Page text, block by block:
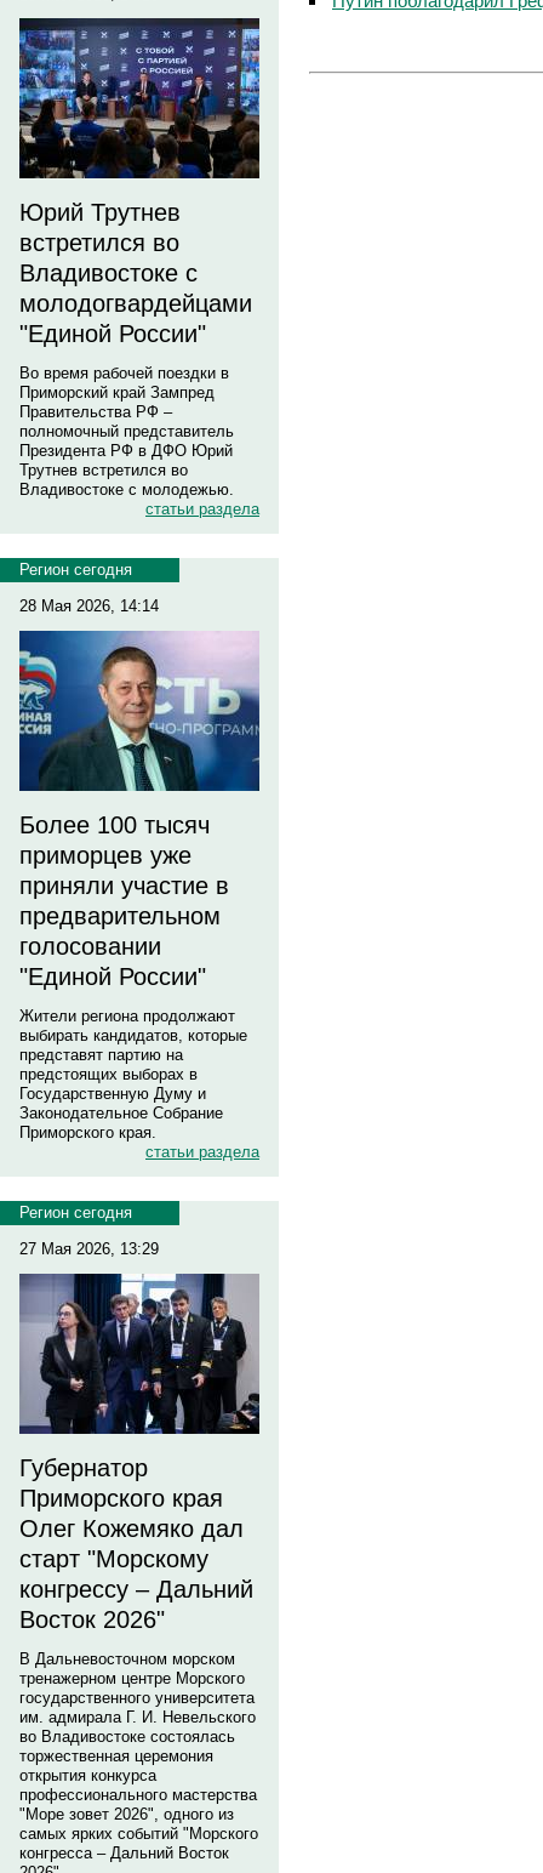
Юрий Трутнев
встретился во
Владивостоке с
молодогвардейцами
"Единой России"
Во время рабочей поездки в
Приморский край Зампред
Правительства РФ –
полномочный представитель
Президента РФ в ДФО Юрий
Трутнев встретился во
Владивостоке с молодежью.
статьи раздела
Регион сегодня
28 Мая 2026, 14:14
Более 100 тысяч
приморцев уже
приняли участие в
предварительном
голосовании
"Единой России"
Жители региона продолжают
выбирать кандидатов, которые
представят партию на
предстоящих выборах в
Государственную Думу и
Законодательное Собрание
Приморского края.
статьи раздела
Регион сегодня
27 Мая 2026, 13:29
Губернатор
Приморского края
Олег Кожемяко дал
старт "Морскому
конгрессу – Дальний
Восток 2026"
В Дальневосточном морском
тренажерном центре Морского
государственного университета
им. адмирала Г. И. Невельского
во Владивостоке состоялась
торжественная церемония
открытия конкурса
профессионального мастерства
"Море зовет 2026", одного из
самых ярких событий "Морского
конгресса – Дальний Восток